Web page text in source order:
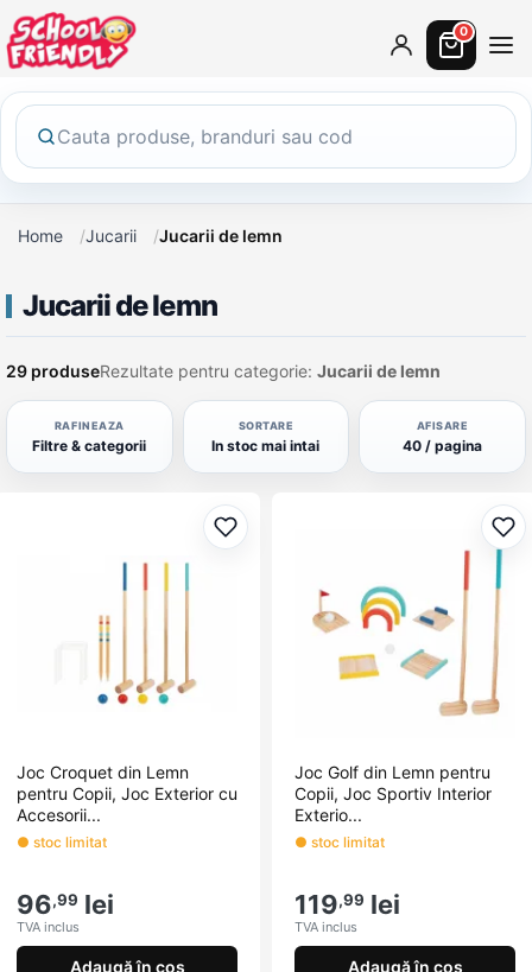
0
Home Jucarii Jucarii de lemn
Jucarii de lemn
29 produseRezultate pentru categorie: Jucarii de lemn
RAFINEAZA
Filtre & categorii
SORTARE
In stoc mai intai
AFISARE
40 / pagina
Adaugă la favorite
Joc Croquet din Lemn
pentru Copii, Joc Exterior cu
Accesorii...
● stoc limitat
96,99 lei
TVA inclus
Adaugă în coș
Joc Golf din Lemn pentru
Copii, Joc Sportiv Interior
Exterio...
● stoc limitat
119,99 lei
TVA inclus
Adaugă în coș